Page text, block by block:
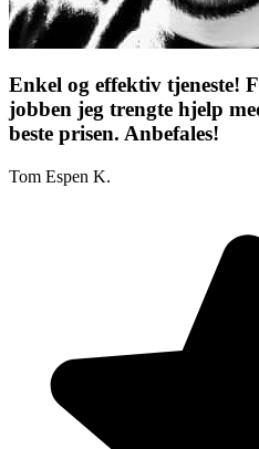
Enkel og effektiv tjeneste!
jobben jeg trengte hjelp
beste prisen. Anbefales!
Tom Espen K.